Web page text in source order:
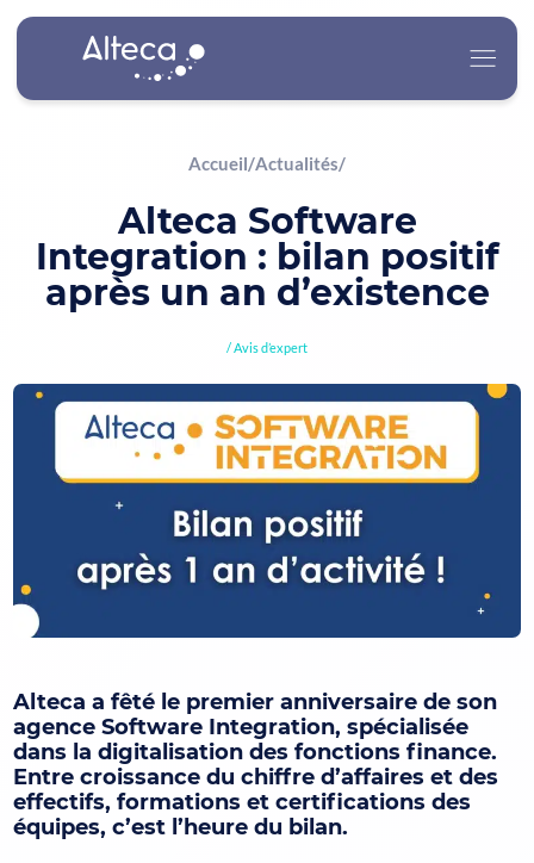
Nos Services
Nos Secteurs d’Activité
Actualités
Accueil/Actualités/
Alteca Software
Integration : bilan positif
après un an d’existence
Avis d’expert
Alteca a fêté le premier anniversaire de son
agence Software Integration, spécialisée
dans la digitalisation des fonctions finance.
Entre croissance du chiffre d’affaires et des
effectifs, formations et certifications des
équipes, c’est l’heure du bilan.